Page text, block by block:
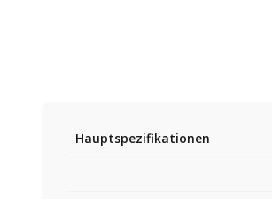
Hauptspezifikationen